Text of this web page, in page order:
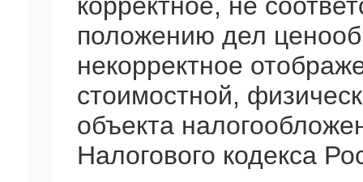
положению дел
некорректное
стоимостной,
объекта
Налогового кодекса